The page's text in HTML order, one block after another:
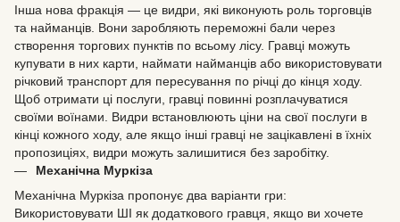
Інша нова фракція — це видри, які виконують роль торговців
та найманців. Вони заробляють переможні бали через
створення торгових пунктів по всьому лісу. Гравці можуть
купувати в них карти, наймати найманців або використовувати
річковий транспорт для пересування по річці до кінця ходу.
Щоб отримати ці послуги, гравці повинні розплачуватися
своїми воїнами. Видри встановлюють ціни на свої послуги в
кінці кожного ходу, але якщо інші гравці не зацікавлені в їхніх
пропозиціях, видри можуть залишитися без заробітку.
Механічна Муркіза
Механічна Муркіза пропонує два варіанти гри:
Використовувати ШІ як додаткового гравця, якщо ви хочете